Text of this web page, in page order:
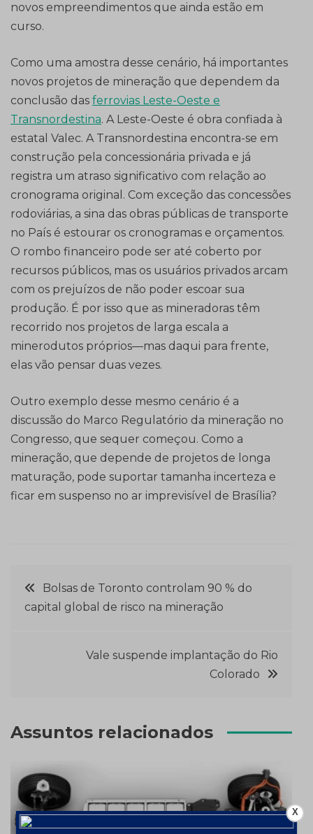
novos empreendimentos que ainda estão em
curso.
Como uma amostra desse cenário, há importantes
novos projetos de mineração que dependem da
conclusão das ferrovias Leste-Oeste e
Transnordestina. A Leste-Oeste é obra confiada à
estatal Valec. A Transnordestina encontra-se em
construção pela concessionária privada e já
registra um atraso significativo com relação ao
cronograma original. Com exceção das concessões
rodoviárias, a sina das obras públicas de transporte
no País é estourar os cronogramas e orçamentos.
O rombo financeiro pode ser até coberto por
recursos públicos, mas os usuários privados arcam
com os prejuízos de não poder escoar sua
produção. É por isso que as mineradoras têm
recorrido nos projetos de larga escala a
minerodutos próprios—mas daqui para frente,
elas vão pensar duas vezes.
Outro exemplo desse mesmo cenário é a
discussão do Marco Regulatório da mineração no
Congresso, que sequer começou. Como a
mineração, que depende de projetos de longa
maturação, pode suportar tamanha incerteza e
ficar em suspenso no ar imprevisível de Brasília?
Navegação
de
Bolsas de Toronto controlam 90 % do
capital global de risco na mineração
Vale suspende implantação do Rio
Colorado
Assuntos relacionados
X